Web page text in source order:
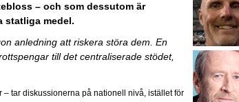
– och som dessutom är
statliga medel.
anledning att riskera störa dem. En
till det centraliserade stödet,
– tar diskussionerna på nationell nivå, istället för